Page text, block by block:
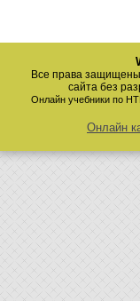
Все права
сайта без
Онлайн учебники по
Онлайн